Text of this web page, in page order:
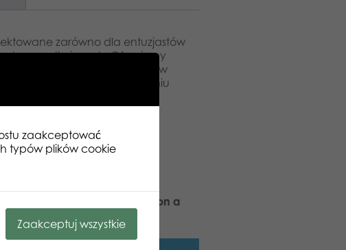
zarówno dla entuzjastów
początkujących. Oferujemy
jak i materiałów. Witamy w
Rozmiar obrazka po złożeniu
Tactic Puzzle Lovers Swans on a
zaakceptować
typów plików cookie
Zaakceptuj wszystkie